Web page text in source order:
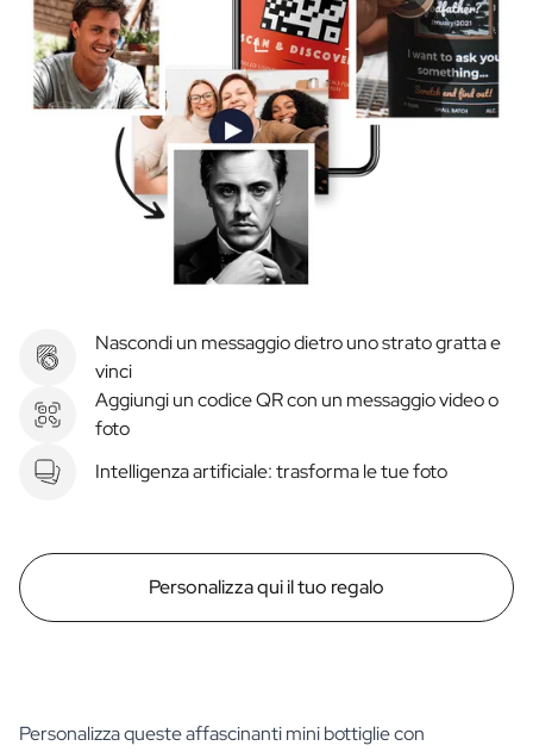
Nascondi un messaggio dietro uno strato gratta e
vinci
Aggiungi un codice QR con un messaggio video o
foto
Intelligenza artificiale: trasforma le tue foto
Personalizza qui il tuo regalo
Personalizza queste affascinanti mini bottiglie con